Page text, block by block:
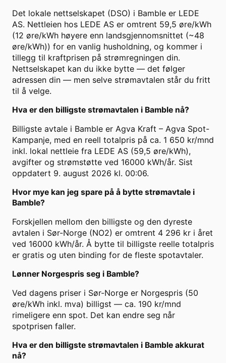
Det lokale nettselskapet (DSO) i Bamble er LEDE
AS. Nettleien hos LEDE AS er omtrent 59,5 øre/kWh
(12 øre/kWh høyere enn landsgjennomsnittet (~48
øre/kWh)) for en vanlig husholdning, og kommer i
tillegg til kraftprisen på strømregningen din.
Nettselskapet kan du ikke bytte — det følger
adressen din — men selve strømavtalen står du fritt
til å velge.
Hva er den billigste strømavtalen i Bamble nå?
Billigste avtale i Bamble er Agva Kraft – Agva Spot-
Kampanje, med en reell totalpris på ca. 1 650 kr/mnd
inkl. lokal nettleie fra LEDE AS (59,5 øre/kWh),
avgifter og strømstøtte ved 16000 kWh/år. Sist
oppdatert 9. august 2026 kl. 00:06.
Hvor mye kan jeg spare på å bytte strømavtale i
Bamble?
Forskjellen mellom den billigste og den dyreste
avtalen i Sør-Norge (NO2) er omtrent 4 296 kr i året
ved 16000 kWh/år. Å bytte til billigste reelle totalpris
er gratis og uten binding for de fleste spotavtaler.
Lønner Norgespris seg i Bamble?
Ved dagens priser i Sør-Norge er Norgespris (50
øre/kWh inkl. mva) billigst — ca. 190 kr/mnd
rimeligere enn spot. Det kan endre seg når
spotprisen faller.
Hva er den billigste strømavtalen i Bamble akkurat
nå?